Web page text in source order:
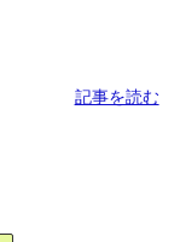
記事を読む